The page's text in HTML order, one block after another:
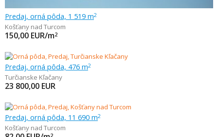
Predaj, orná pôda, 1 519 m2
Košťany nad Turcom
150,00 EUR/m2
Predaj, orná pôda, 476 m2
Turčianske Kľačany
23 800,00 EUR
Predaj, orná pôda, 11 690 m2
Košťany nad Turcom
2